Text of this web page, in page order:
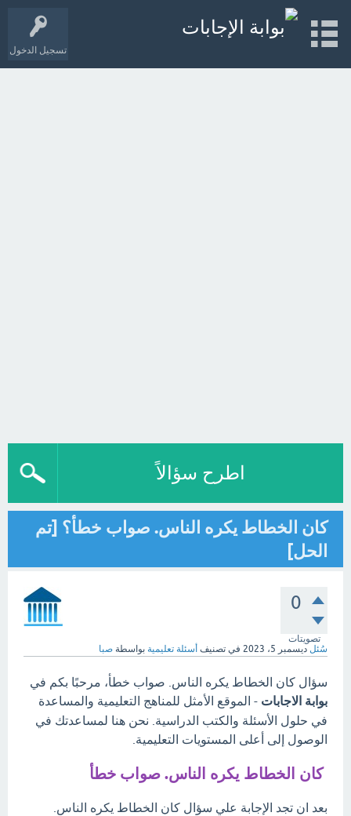
تسجيل الدخول
اطرح سؤالاً
كان الخطاط يكره الناس. صواب خطأ؟ [تم
الحل]
0
تصويتات
سُئل ديسمبر 5، 2023 في تصنيف أسئلة تعليمية بواسطة صبا
سؤال كان الخطاط يكره الناس. صواب خطأ، مرحبًا بكم في
بوابة الاجابات - الموقع الأمثل للمناهج التعليمية والمساعدة
في حلول الأسئلة والكتب الدراسية. نحن هنا لمساعدتك في
الوصول إلى أعلى المستويات التعليمية.
كان الخطاط يكره الناس. صواب خطأ
بعد ان تجد الإجابة علي سؤال كان الخطاط يكره الناس.